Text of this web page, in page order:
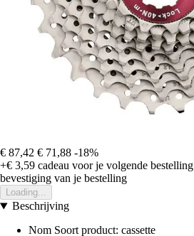
€ 87,42 € 71,88 -18%
+€ 3,59 cadeau voor je volgende bestelling
bevestiging van je bestelling
Loading...
Beschrijving
Nom Soort product: cassette